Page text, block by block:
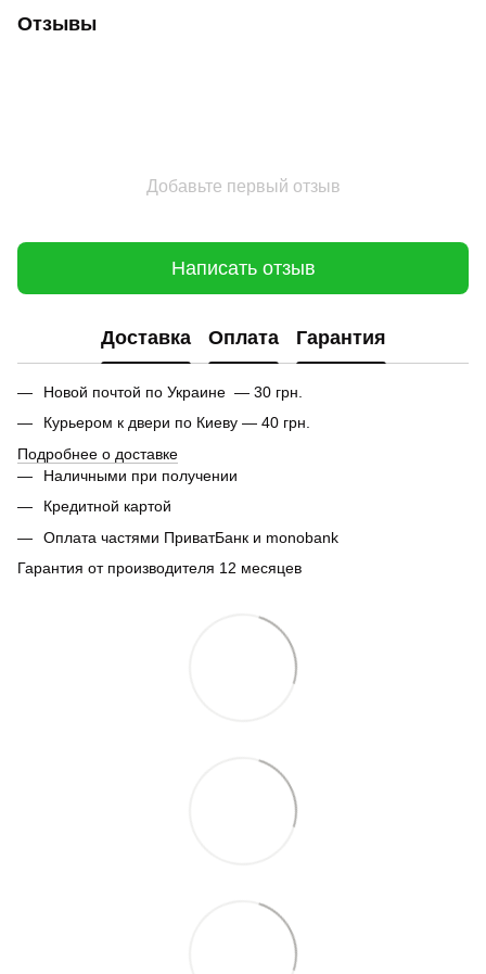
Отзывы
Добавьте первый отзыв
Написать отзыв
Доставка Оплата Гарантия
Новой почтой по Украине — 30 грн.
Курьером к двери по Киеву — 40 грн.
Подробнее о доставке
Наличными при получении
Кредитной картой
Оплата частями ПриватБанк и monobank
Гарантия от производителя 12 месяцев